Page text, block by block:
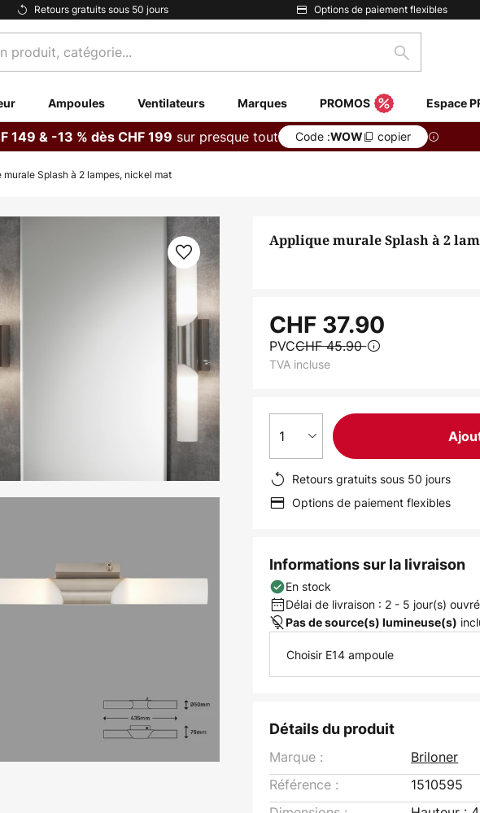
Retours gratuits sous 50 jours Options de paiement flexibles
Rechercher
Ampoules Ventilateurs Marques PROMOS Espace
149 & -13 % dès CHF 199 sur presque tout Code :WOW copier
murale Splash à 2 lampes, nickel mat
Applique murale Splash à 2
CHF 37.90
PVCCHF 45.90
TVA incluse
1
Retours gratuits sous 50 jours
Options de paiement flexibles
Informations sur la livraison
En stock
Délai de livraison : 2 - 5 jour(s)
Pas de source(s) lumineuse(s)
Choisir E14 ampoule
Détails du produit
Marque :
Briloner
Référence :
1510595